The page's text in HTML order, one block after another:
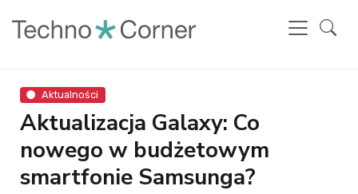
Aktualności
Aktualizacja Galaxy: Co
nowego w budżetowym
smartfonie Samsunga?